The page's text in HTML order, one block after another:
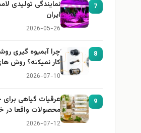
نمایندگی تولیدی لامپ رشد گیاه در
ایران
2026-05-26
چرا آبمیوه گیری روشن میشه ولی
کار نمیکنه؟ روش های عیب یابی
2026-07-10
عرقیات گیاهی برای خانواده؛ کدام
محصولات واقعا در خانه کاربرد
دارند؟
2026-07-12